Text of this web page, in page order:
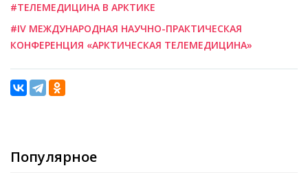
#ТЕЛЕМЕДИЦИНА В АРКТИКЕ
#IV МЕЖДУНАРОДНАЯ НАУЧНО-ПРАКТИЧЕСКАЯ
КОНФЕРЕНЦИЯ «АРКТИЧЕСКАЯ ТЕЛЕМЕДИЦИНА»
Популярное